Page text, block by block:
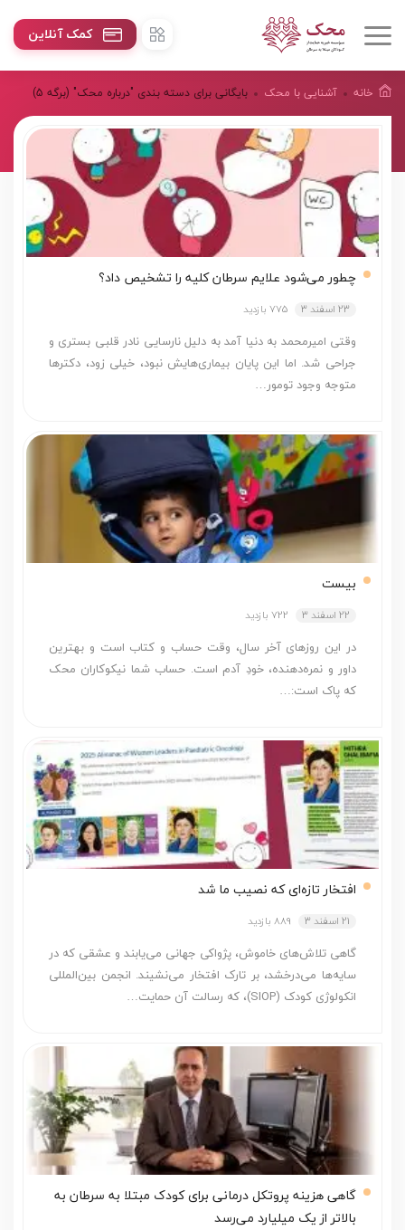
کمک آنلاین
خانه آشنایی با محک بایگانی برای دسته بندی "درباره محک" (برگه 5)
چطور می‌شود علایم سرطان کلیه را تشخیص داد؟
23 اسفند 3 775 بازدید
وقتی امیرمحمد به دنیا آمد به دلیل نارسایی نادر قلبی بستری و
جراحی شد. اما این پایان بیماری‌هایش نبود، خیلی زود، دکترها
متوجه وجود تومور…
بیست
22 اسفند 3 722 بازدید
در این روزهای آخر سال، وقت حساب و کتاب است و بهترین
داور و نمره‌دهنده، خودِ آدم است. حساب شما نیکوکاران محک
که پاک است:…
افتخار تازه‌ای که نصیب ما شد
21 اسفند 3 889 بازدید
گاهی تلاش‌های خاموش، پژواکی جهانی می‌یابند و عشقی که در
سایه‌ها می‌درخشد، بر تارک افتخار می‌نشیند. انجمن بین‌المللی
انکولوژی کودک (SIOP)، که رسالت آن حمایت…
گاهی هزینه پروتکل درمانی برای کودک مبتلا به سرطان به
بالاتر از یک میلیارد می‌رسد